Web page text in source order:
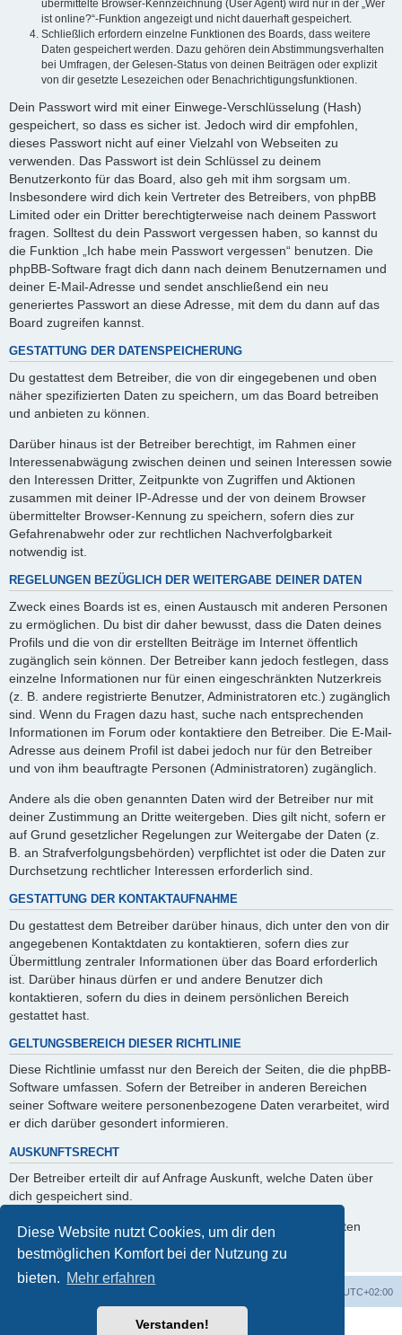
Diese Website nutzt Cookies, um dir den
bestmöglichen Komfort bei der Nutzung zu
bieten. Mehr erfahren
Verstanden!
übermittelte Browser-Kennzeichnung (User Agent) wird nur in der „Wer
ist online?“-Funktion angezeigt und nicht dauerhaft gespeichert.
Schließlich erfordern einzelne Funktionen des Boards, dass weitere
Daten gespeichert werden. Dazu gehören dein Abstimmungsverhalten
bei Umfragen, der Gelesen-Status von deinen Beiträgen oder explizit
von dir gesetzte Lesezeichen oder Benachrichtigungsfunktionen.
Dein Passwort wird mit einer Einwege-Verschlüsselung (Hash)
gespeichert, so dass es sicher ist. Jedoch wird dir empfohlen,
dieses Passwort nicht auf einer Vielzahl von Webseiten zu
verwenden. Das Passwort ist dein Schlüssel zu deinem
Benutzerkonto für das Board, also geh mit ihm sorgsam um.
Insbesondere wird dich kein Vertreter des Betreibers, von phpBB
Limited oder ein Dritter berechtigterweise nach deinem Passwort
fragen. Solltest du dein Passwort vergessen haben, so kannst du
die Funktion „Ich habe mein Passwort vergessen“ benutzen. Die
phpBB-Software fragt dich dann nach deinem Benutzernamen und
deiner E-Mail-Adresse und sendet anschließend ein neu
generiertes Passwort an diese Adresse, mit dem du dann auf das
Board zugreifen kannst.
GESTATTUNG DER DATENSPEICHERUNG
Du gestattest dem Betreiber, die von dir eingegebenen und oben
näher spezifizierten Daten zu speichern, um das Board betreiben
und anbieten zu können.
Darüber hinaus ist der Betreiber berechtigt, im Rahmen einer
Interessenabwägung zwischen deinen und seinen Interessen sowie
den Interessen Dritter, Zeitpunkte von Zugriffen und Aktionen
zusammen mit deiner IP-Adresse und der von deinem Browser
übermittelter Browser-Kennung zu speichern, sofern dies zur
Gefahrenabwehr oder zur rechtlichen Nachverfolgbarkeit
notwendig ist.
REGELUNGEN BEZÜGLICH DER WEITERGABE DEINER DATEN
Zweck eines Boards ist es, einen Austausch mit anderen Personen
zu ermöglichen. Du bist dir daher bewusst, dass die Daten deines
Profils und die von dir erstellten Beiträge im Internet öffentlich
zugänglich sein können. Der Betreiber kann jedoch festlegen, dass
einzelne Informationen nur für einen eingeschränkten Nutzerkreis
(z. B. andere registrierte Benutzer, Administratoren etc.) zugänglich
sind. Wenn du Fragen dazu hast, suche nach entsprechenden
Informationen im Forum oder kontaktiere den Betreiber. Die E-Mail-
Adresse aus deinem Profil ist dabei jedoch nur für den Betreiber
und von ihm beauftragte Personen (Administratoren) zugänglich.
Andere als die oben genannten Daten wird der Betreiber nur mit
deiner Zustimmung an Dritte weitergeben. Dies gilt nicht, sofern er
auf Grund gesetzlicher Regelungen zur Weitergabe der Daten (z.
B. an Strafverfolgungsbehörden) verpflichtet ist oder die Daten zur
Durchsetzung rechtlicher Interessen erforderlich sind.
GESTATTUNG DER KONTAKTAUFNAHME
Du gestattest dem Betreiber darüber hinaus, dich unter den von dir
angegebenen Kontaktdaten zu kontaktieren, sofern dies zur
Übermittlung zentraler Informationen über das Board erforderlich
ist. Darüber hinaus dürfen er und andere Benutzer dich
kontaktieren, sofern du dies in deinem persönlichen Bereich
gestattet hast.
GELTUNGSBEREICH DIESER RICHTLINIE
Diese Richtlinie umfasst nur den Bereich der Seiten, die die phpBB-
Software umfassen. Sofern der Betreiber in anderen Bereichen
seiner Software weitere personenbezogene Daten verarbeitet, wird
er dich darüber gesondert informieren.
AUSKUNFTSRECHT
Der Betreiber erteilt dir auf Anfrage Auskunft, welche Daten über
dich gespeichert sind.
Du kannst jederzeit die Löschung bzw. Sperrung deiner Daten
verlangen. Kontaktiere hierzu bitte den Betreiber.
UTC+02:00
Powered byphpBB® Forum Software © phpBB Limited